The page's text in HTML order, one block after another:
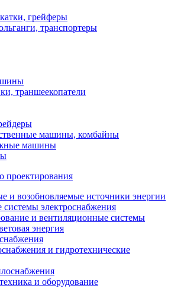
грейферы
транспортеры
траншеекопатели
машины, комбайны
машины
проектирования
и возобновляемые источники энергии
электроснабжения
и вентиляционные системы
энергия
и гидротехнические
и оборудование